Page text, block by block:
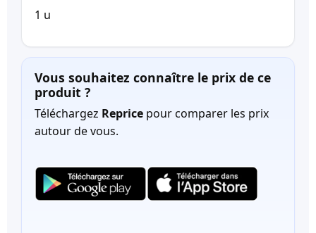
1 u
Vous souhaitez connaître le prix de ce
produit ?
Téléchargez Reprice pour comparer les prix
autour de vous.